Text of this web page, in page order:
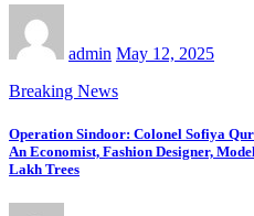
admin May 12, 2025
Breaking News
Operation Sindoor: Colonel Sofiya
An Economist, Fashion Designer,
Lakh Trees